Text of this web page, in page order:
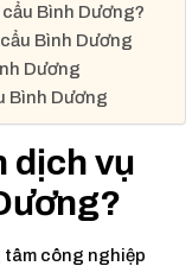
Bình Dương?
Bình Dương
Dương
Bình Dương
dịch vụ
?
tâm công nghiệp